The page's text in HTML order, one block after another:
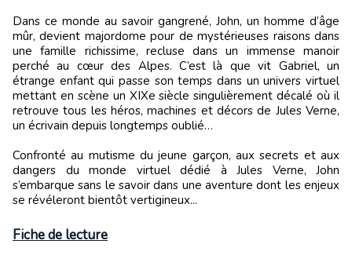
Dans ce monde au savoir gangrené, John, un homme d’âge
mûr, devient majordome pour de mystérieuses raisons dans
une famille richissime, recluse dans un immense manoir
perché au cœur des Alpes. C’est là que vit Gabriel, un
étrange enfant qui passe son temps dans un univers virtuel
mettant en scène un XIXe siècle singulièrement décalé où il
retrouve tous les héros, machines et décors de Jules Verne,
un écrivain depuis longtemps oublié…
Confronté au mutisme du jeune garçon, aux secrets et aux
dangers du monde virtuel dédié à Jules Verne, John
s’embarque sans le savoir dans une aventure dont les enjeux
se révéleront bientôt vertigineux...
Fiche de lecture